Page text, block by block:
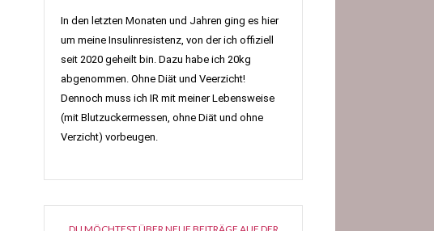
In den letzten Monaten und Jahren ging es hier
um meine Insulinresistenz, von der ich offiziell
seit 2020 geheilt bin. Dazu habe ich 20kg
abgenommen. Ohne Diät und Veerzicht!
Dennoch muss ich IR mit meiner Lebensweise
(mit Blutzuckermessen, ohne Diät und ohne
Verzicht) vorbeugen.
DU MÖCHTEST ÜBER NEUE BEITRÄGE AUF DER